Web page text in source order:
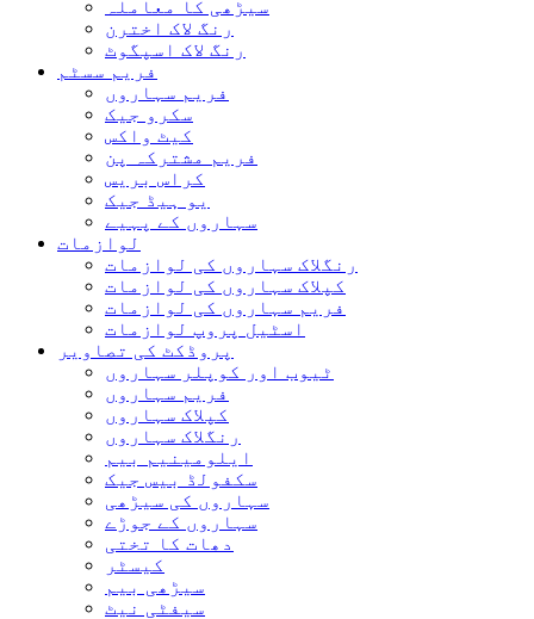
سیڑھی کا معاملہ
رنگ لاک اخترن
رنگ لاک اسپگوٹ
فریم سسٹم
فریم سہاروں
سکرو جیک
کیٹ واکس
فریم مشترکہ پن
کراس بریس
یو ہیڈ جیک
سہاروں کے پہیے
لوازمات
رنگلاک سہاروں کی لوازمات
کپلاک سہاروں کی لوازمات
فریم سہاروں کی لوازمات
اسٹیل پروپ لوازمات
پروڈکٹ کی تصاویر
ٹیوب اور کوپلر سہاروں
فریم سہاروں
کپلاک سہاروں
رنگلاک سہاروں
ایلومینیم بیم
سکفولڈ بیس جیک
سہاروں کی سیڑھی
سہاروں کے جوڑے
دھات کا تختی
کیسٹر
سیڑھی بیم
سیفٹی نیٹ